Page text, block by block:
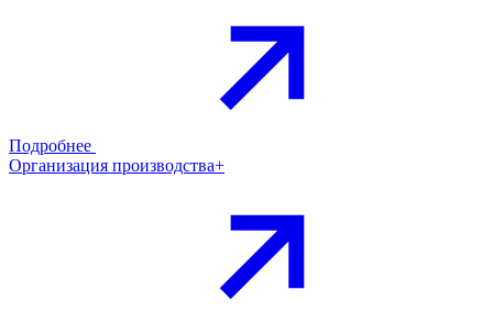
Подробнее
Организация производства+